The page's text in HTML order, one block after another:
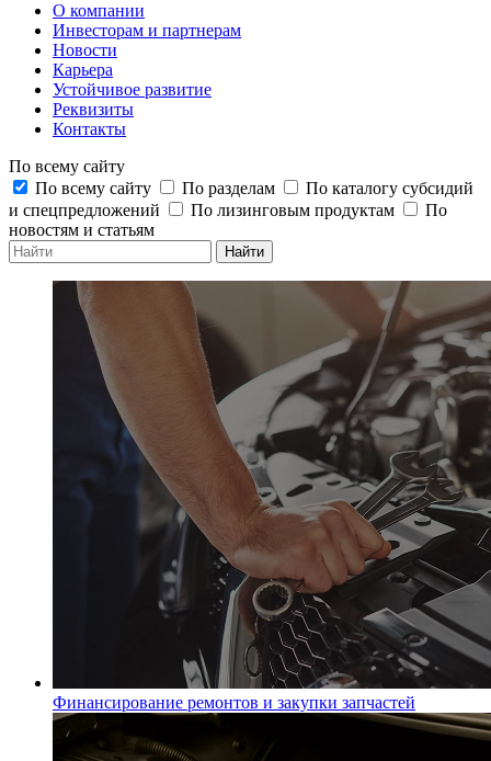
О компании
Инвесторам и партнерам
Новости
Карьера
Устойчивое развитие
Реквизиты
Контакты
По всему сайту
По всему сайту
По разделам
По каталогу субсидий
и спецпредложений
По лизинговым продуктам
По
новостям и статьям
Найти
Финансирование ремонтов и закупки запчастей